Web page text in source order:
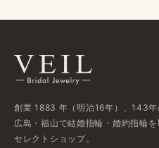
創業 1883 年​（明治16年）、​143年
広島・福山で​結婚指輪・婚約指輪
セレクトショップ。